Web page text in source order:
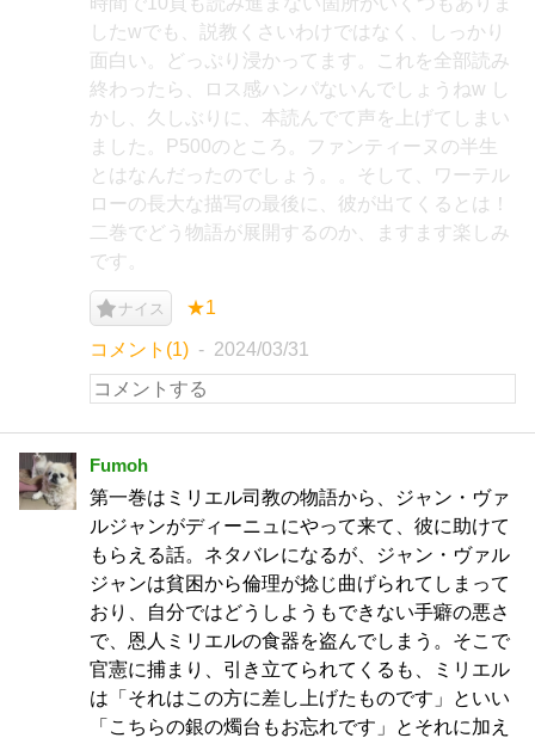
したwでも、説教くさいわけではなく、しっかり
面白い。どっぷり浸かってます。これを全部読み
終わったら、ロス感ハンパないんでしょうねw し
かし、久しぶりに、本読んでて声を上げてしまい
ました。P500のところ。ファンティーヌの半生
とはなんだったのでしょう。。そして、ワーテル
ローの長大な描写の最後に、彼が出てくるとは！
二巻でどう物語が展開するのか、ますます楽しみ
です。
ナイス ★1
コメント(1) 2024/03/31
Fumoh
第一巻はミリエル司教の物語から、ジャン・ヴァ
ルジャンがディーニュにやって来て、彼に助けて
もらえる話。ネタバレになるが、ジャン・ヴァル
ジャンは貧困から倫理が捻じ曲げられてしまって
おり、自分ではどうしようもできない手癖の悪さ
で、恩人ミリエルの食器を盗んでしまう。そこで
官憲に捕まり、引き立てられてくるも、ミリエル
は「それはこの方に差し上げたものです」といい
「こちらの銀の燭台もお忘れです」とそれに加え